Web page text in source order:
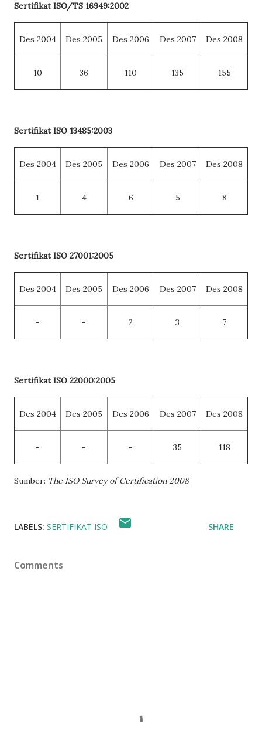
SertifikatISO/TS 16949:2002
Des 2004 Des 2005 Des 2006 Des 2007 Des 2008
10 36 110 135 155
SertifikatISO 13485:2003
Des 2004 Des 2005 Des 2006 Des 2007 Des 2008
1 4 6 5 8
SertifikatISO 27001:2005
Des 2004 Des 2005 Des 2006 Des 2007 Des 2008
- - 2 3 7
SertifikatISO 22000:2005
Des 2004 Des 2005 Des 2006 Des 2007 Des 2008
- - - 35 118
Sumber: The ISO Survey of Certification 2008
LABELS: SERTIFIKAT ISO SHARE
Comments